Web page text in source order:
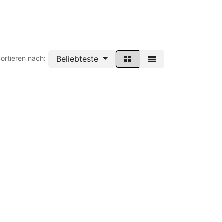
nach: Beliebteste